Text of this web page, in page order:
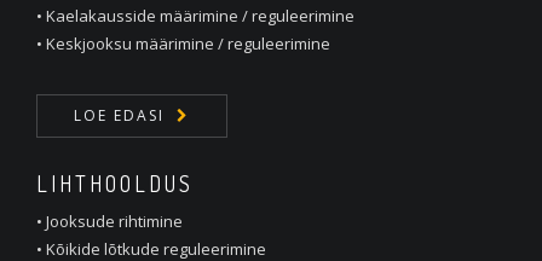
• Kaelakausside määrimine / reguleerimine
• Keskjooksu määrimine / reguleerimine
LOE EDASI
LIHTHOOLDUS
• Jooksude rihtimine
• Kõikide lõtkude reguleerimine